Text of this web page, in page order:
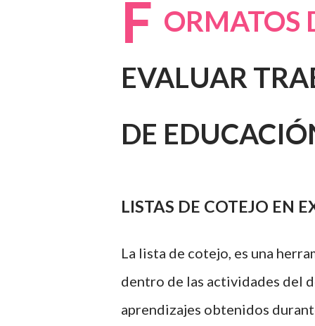
F ORMATOS
EVALUAR
DE
LISTAS DE COTEJO EN
La lista de cotejo, es una
dentro de las actividades del
aprendizajes obtenidos